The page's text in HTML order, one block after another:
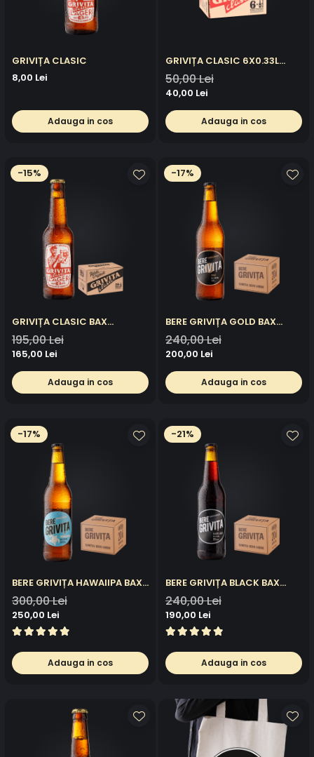
GRIVIȚA CLASIC
8,00 Lei
Adauga in cos
GRIVIȚA CLASIC 6X0.33L
PACK
50,00 Lei
40,00 Lei
Adauga in cos
-15%
GRIVIȚA CLASIC BAX
24X0.33L
195,00 Lei
165,00 Lei
Adauga in cos
-17%
BERE GRIVIȚA GOLD BAX
20X0.5L
240,00 Lei
200,00 Lei
Adauga in cos
-17%
BERE GRIVIȚA HAWAIIPA BAX
20X0.5L
300,00 Lei
250,00 Lei
Adauga in cos
-21%
BERE GRIVIȚA BLACK BAX
20X0.5L
240,00 Lei
190,00 Lei
Adauga in cos